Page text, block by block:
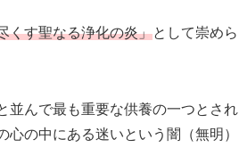
くす聖なる浄化の炎」として崇めら
並んで最も重要な供養の一つとされ
の中にある迷いという闇（無明）